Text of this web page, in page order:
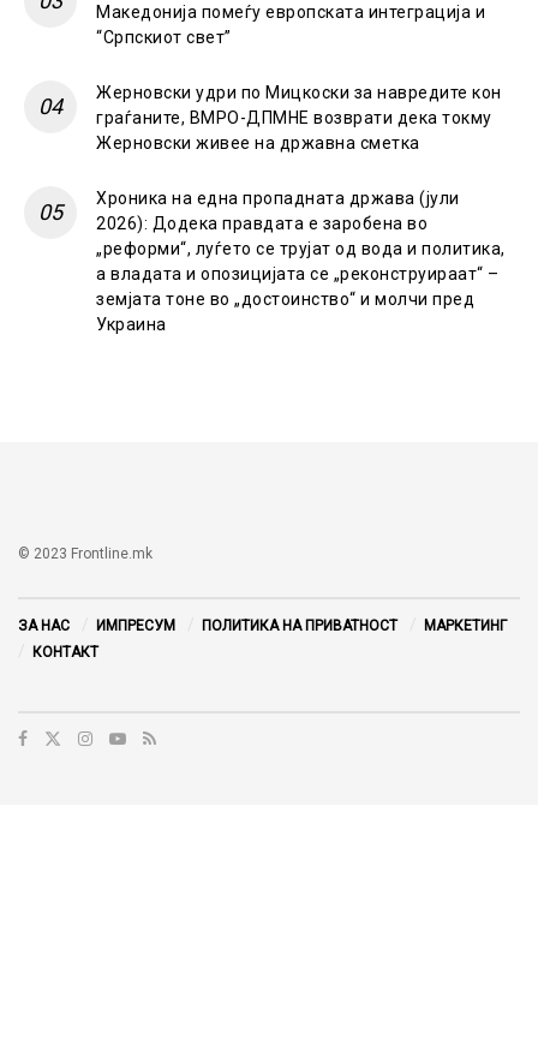
Македонија помеѓу европската интеграција и
“Српскиот свет”
Жерновски удри по Мицкоски за навредите кон
граѓаните, ВМРО-ДПМНЕ возврати дека токму
Жерновски живее на државна сметка
Хроника на една пропадната држава (јули
2026): Додека правдата е заробена во
„реформи“, луѓето се трујат од вода и политика,
а владата и опозицијата се „реконструираат“ –
земјата тоне во „достоинство“ и молчи пред
Украина
© 2023 Frontline.mk
ЗА НАС ИМПРЕСУМ ПОЛИТИКА НА ПРИВАТНОСТ
МАРКЕТИНГ
КОНТАКТ